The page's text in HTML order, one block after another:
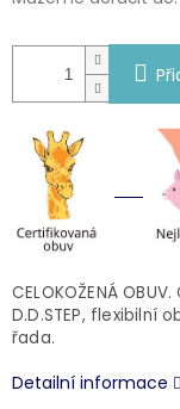
CELOKOŽENÁ
D.D.STEP, flexibilní
řada.
Detailní informace